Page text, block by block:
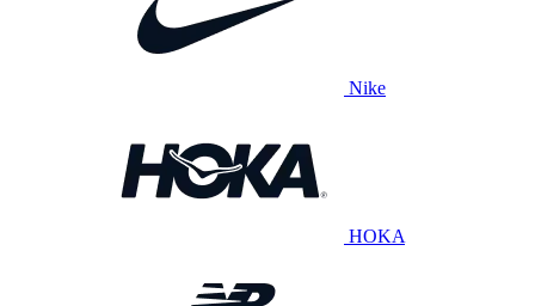
Nike
HOKA